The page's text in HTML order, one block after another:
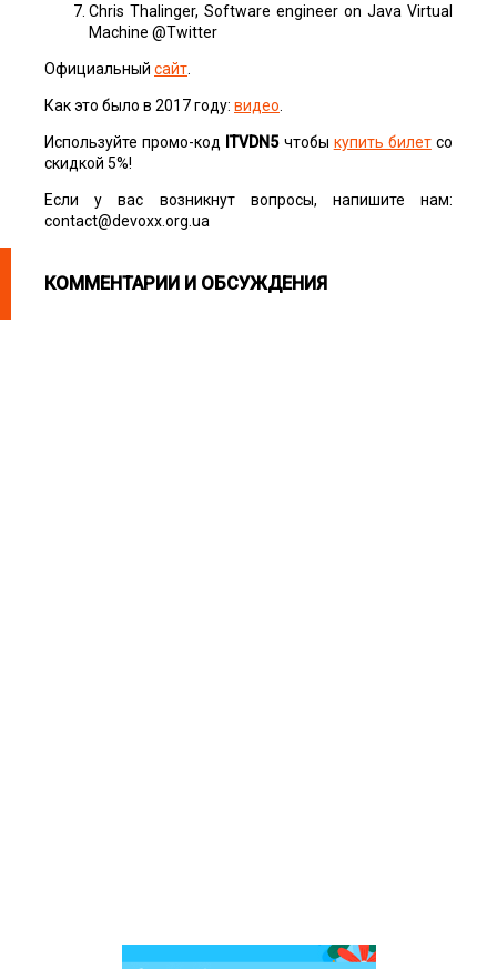
Chris Thalinger, Software engineer on Java Virtual
Machine @Twitter
Официальный сайт
Как это было в 2017 году: видео
Используйте промо-код ITVDN5чтобы купить билетсо
скидкой 5%!
Если у вас возникнут вопросы, напишите нам:
contact@devoxx.org.ua
КОММЕНТАРИИ И ОБСУЖДЕНИЯ